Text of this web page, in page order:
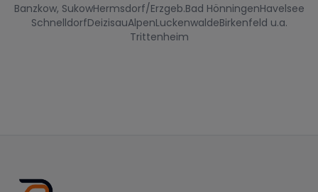
Banzkow, SukowHermsdorf/Erzgeb.Bad HönningenHavelsee
SchnelldorfDeizisauAlpenLuckenwaldeBirkenfeld u.a.
Trittenheim